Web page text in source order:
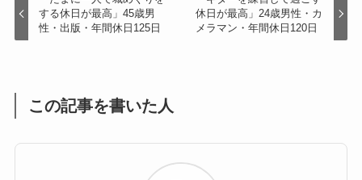
する休日が最高」45歳男
性・出版・年間休日125日
休日が最高」24歳男性・カ
メラマン・年間休日120日
この記事を書いた人